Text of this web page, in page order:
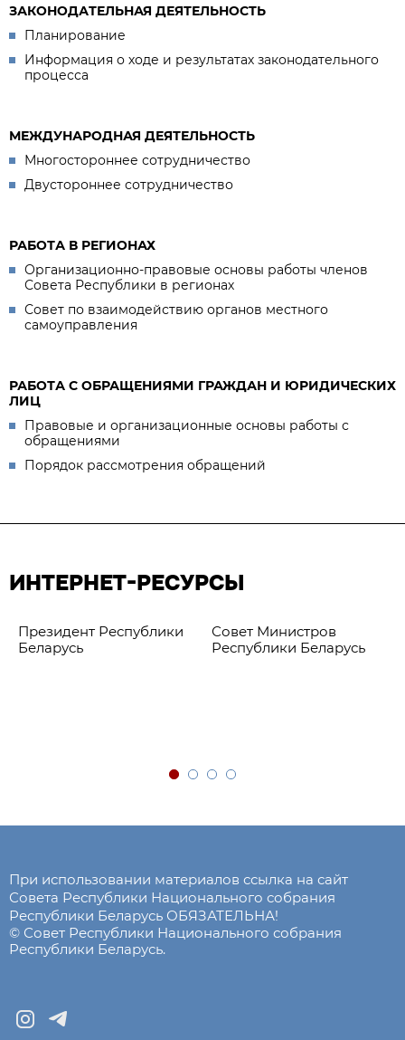
ЗАКОНОДАТЕЛЬНАЯ ДЕЯТЕЛЬНОСТЬ
Планирование
Информация о ходе и результатах законодательного
процесса
МЕЖДУНАРОДНАЯ ДЕЯТЕЛЬНОСТЬ
Многостороннее сотрудничество
Двустороннее сотрудничество
РАБОТА В РЕГИОНАХ
Организационно-правовые основы работы членов
Совета Республики в регионах
Совет по взаимодействию органов местного
самоуправления
РАБОТА С ОБРАЩЕНИЯМИ ГРАЖДАН И ЮРИДИЧЕСКИХ
ЛИЦ
Правовые и организационные основы работы с
обращениями
Порядок рассмотрения обращений
ИНТЕРНЕТ-РЕСУРСЫ
Президент Республики
Беларусь
Совет Министров
Республики Беларусь
При использовании материалов ссылка на сайт
Совета Республики Национального собрания
Республики Беларусь ОБЯЗАТЕЛЬНА!
© Совет Республики Национального собрания
Республики Беларусь.